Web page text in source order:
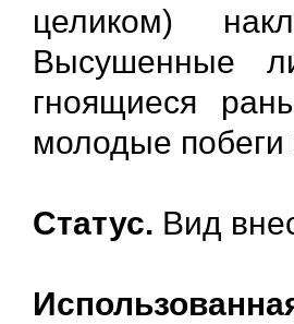
целиком)
Высушенные
гноящиеся
молодые
Статус. Вид